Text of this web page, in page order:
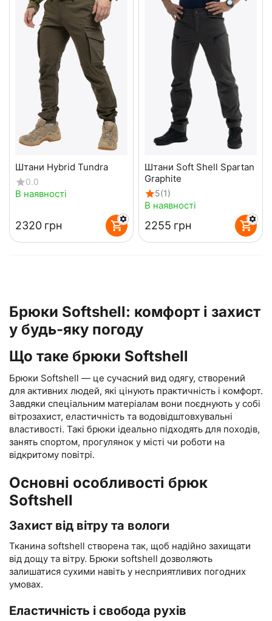
Штани Hybrid Tundra
0.0
В наявності
‍2320‍ грн
Штани Soft Shell Spartan
Graphite
5(1)
В наявності
‍2255‍ грн
Брюки Softshell: комфорт і захист
у будь-яку погоду
Що таке брюки Softshell
Брюки Softshell — це сучасний вид одягу, створений
для активних людей, які цінують практичність і комфорт.
Завдяки спеціальним матеріалам вони поєднують у собі
вітрозахист, еластичність та водовідштовхувальні
властивості. Такі брюки ідеально підходять для походів,
занять спортом, прогулянок у місті чи роботи на
відкритому повітрі.
Основні особливості брюк
Softshell
Захист від вітру та вологи
Тканина softshell створена так, щоб надійно захищати
від дощу та вітру. Брюки softshell дозволяють
залишатися сухими навіть у несприятливих погодних
умовах.
Еластичність і свобода рухів